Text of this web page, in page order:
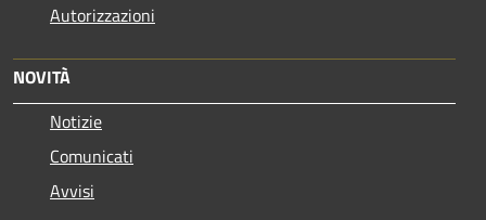
Autorizzazioni
NOVITÀ
Notizie
Comunicati
Avvisi